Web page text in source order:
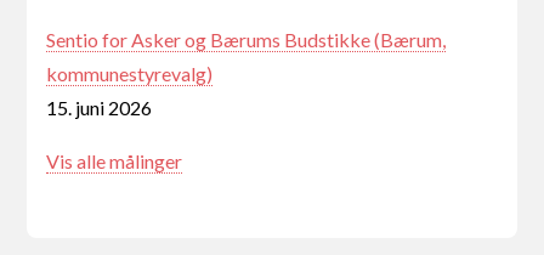
Sentio for Asker og Bærums Budstikke (Bærum,
kommunestyrevalg)
15. juni 2026
Vis alle målinger